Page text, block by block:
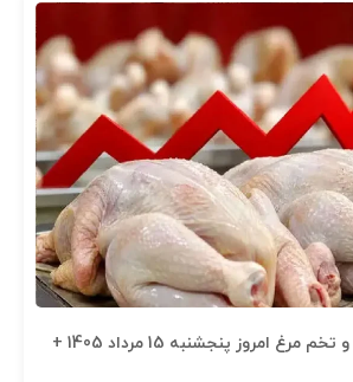
قیمت مرغ، ماهی و تخم مرغ امروز پنجشنبه 15 مرداد 1405 +